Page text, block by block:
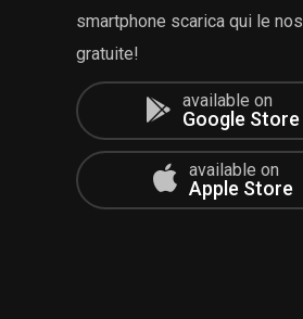
smartphone scarica qui le
gratuite!
available on
Google Store
available on
Apple Store